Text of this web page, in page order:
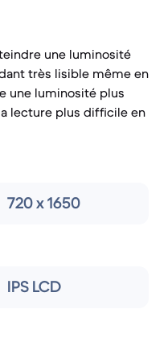
une luminosité
très lisible même en
une luminosité plus
lecture plus difficile en
720 x 1650
IPS LCD